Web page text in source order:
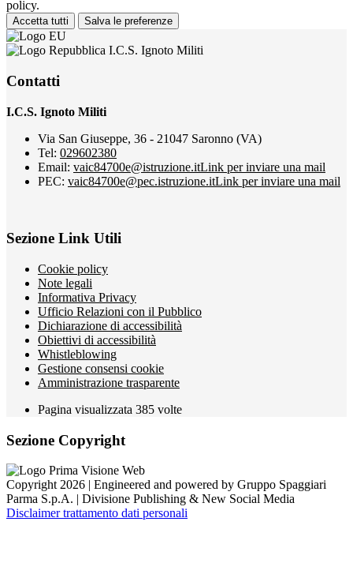
policy.
Accetta tutti Salva le preferenze
I.C.S. Ignoto Militi
Contatti
I.C.S. Ignoto Militi
Via San Giuseppe, 36 - 21047 Saronno (VA)
Tel: 029602380
Email: vaic84700e@istruzione.itLink per inviare una mail
PEC: vaic84700e@pec.istruzione.itLink per inviare una mail
Sezione Link Utili
Cookie policy
Note legali
Informativa Privacy
Ufficio Relazioni con il Pubblico
Dichiarazione di accessibilità
Obiettivi di accessibilità
Whistleblowing
Gestione consensi cookie
Amministrazione trasparente
Pagina visualizzata 385 volte
Sezione Copyright
Copyright 2026 | Engineered and powered by Gruppo Spaggiari
Parma S.p.A. | Divisione Publishing & New Social Media
Disclaimer trattamento dati personali